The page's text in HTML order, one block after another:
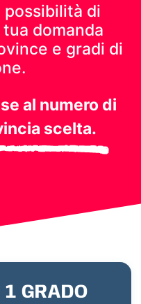
di
domanda
e gradi di
al numero di
scelta.
GRADO